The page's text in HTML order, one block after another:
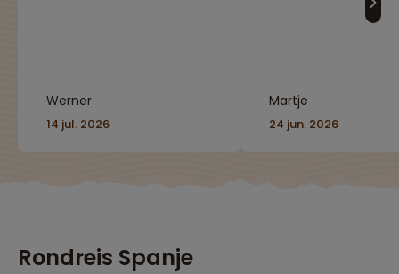
geplande activiteiten
maar ook de
Werner
14 jul. 2026
Martje
24 jun. 2026
Rondreis Spanje